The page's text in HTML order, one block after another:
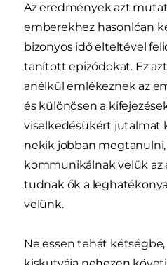
Az eredmények azt
emberekhez hasonlóan
bizonyos idő elteltével
tanított epizódokat. Ez
anélkül emlékeznek az
és különösen a
viselkedésükért jutalmat
nekik jobban
kommunikálnak velük az
tudnak ők a
velünk.
Ne essen tehát